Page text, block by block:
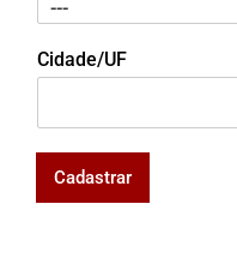
Cidade/UF
Cadastrar